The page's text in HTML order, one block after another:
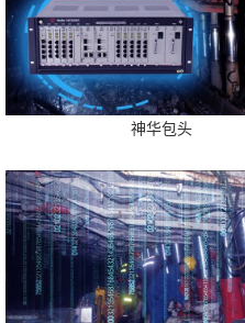
神华包头